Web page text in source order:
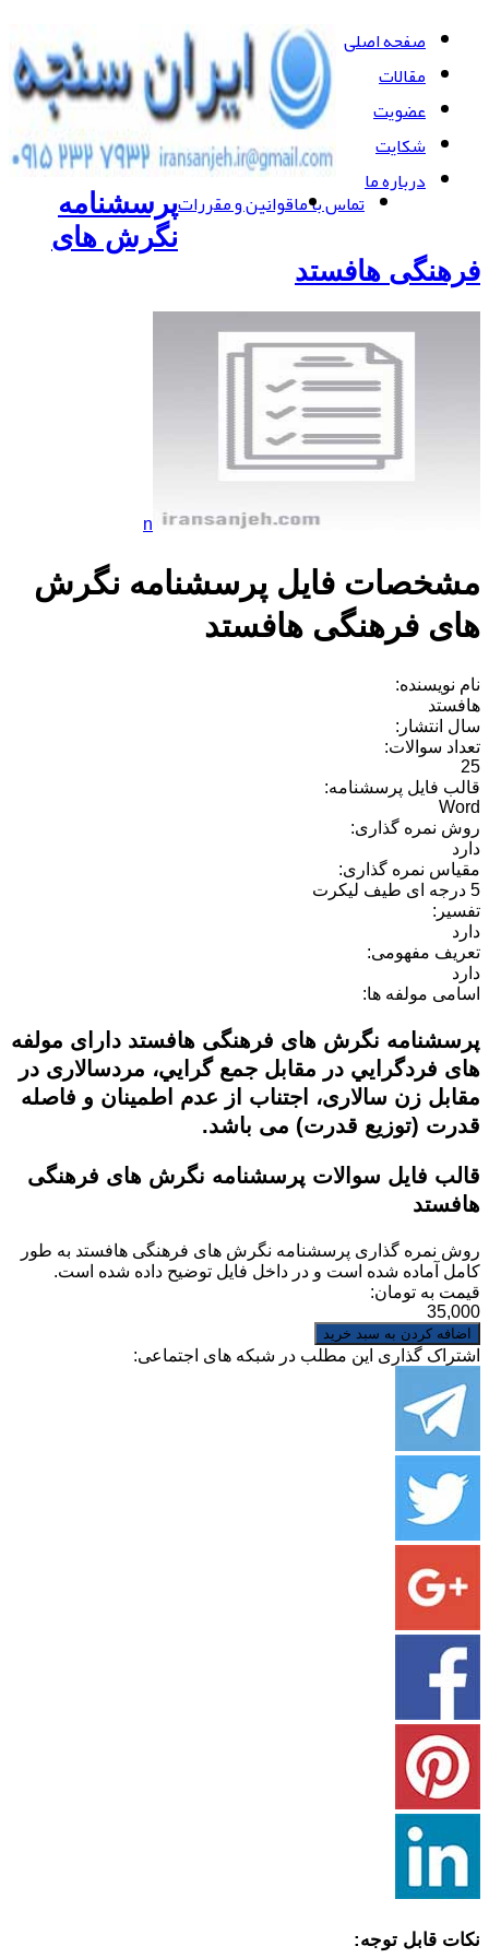
صفحه اصلی
مقالات
عضویت
شکایت
درباره ما
تماس با ماقوانین و مقرراتپرسشنامه
نگرش های
فرهنگی هافستد
n
مشخصات فایل پرسشنامه نگرش
های فرهنگی هافستد
نام نویسنده:
هافستد
سال انتشار:
تعداد سوالات:
25
قالب فایل پرسشنامه:
Word
روش نمره گذاری:
دارد
مقیاس نمره گذاری:
5 درجه ای طیف لیکرت
تفسیر:
دارد
تعریف مفهومی:
دارد
اسامی مولفه ها:
پرسشنامه نگرش های فرهنگی هافستد دارای مولفه
های فردگرايي در مقابل جمع گرايي، مردسالاری در
مقابل زن سالاری، اجتناب از عدم اطمينان و فاصله
قدرت (توزيع قدرت) می باشد.
قالب فایل سوالات پرسشنامه نگرش های فرهنگی
هافستد
روش نمره گذاری پرسشنامه نگرش های فرهنگی هافستد به طور
کامل آماده شده است و در داخل فایل توضیح داده شده است.
قیمت به تومان:
35,000
اشتراک گذاری این مطلب در شبکه های اجتماعی:
نکات قابل توجه: